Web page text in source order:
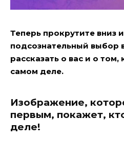
Теперь прокрутите вниз
подсознательный выбор
рассказать о вас и о том,
самом деле.
Изображение,
первым, покажет,
деле!